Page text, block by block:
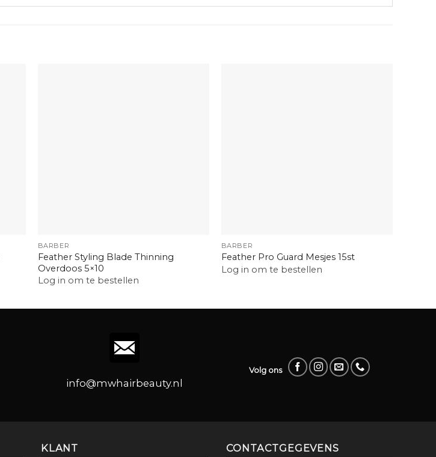
BARBER
Feather Styling Blade Thinning
Overdoos 5×10
Log in om te bestellen
BARBER
Feather Pro Guard Mesjes 15st
Log in om te bestellen
info@mwhairbeauty.nl
Volg ons
KLANT CONTACTGEGEVENS